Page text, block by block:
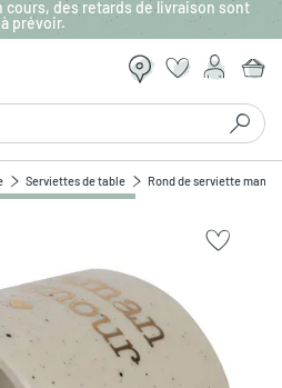
cours, des retards de livraison sont
à prévoir.
Serviettes de table Rond de serviette